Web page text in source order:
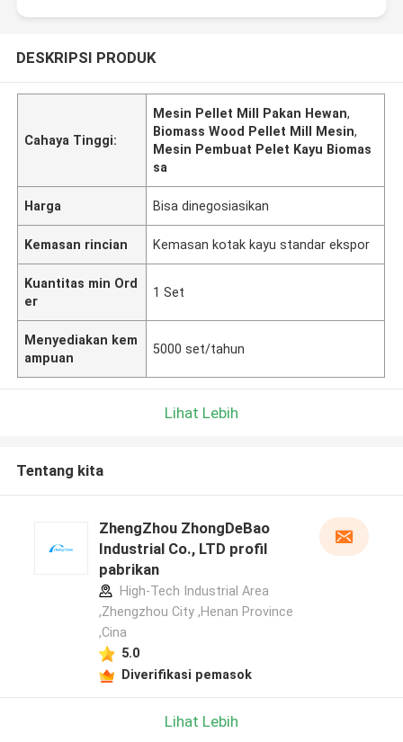
DESKRIPSI PRODUK
Cahaya Tinggi:
Mesin Pellet Mill Pakan Hewan,
Biomass Wood Pellet Mill Mesin,
Mesin Pembuat Pelet Kayu Biomas
sa
Harga Bisa dinegosiasikan
Kemasan rincian Kemasan kotak kayu standar ekspor
Kuantitas min Ord
er
1 Set
Menyediakan kem
ampuan
5000 set/tahun
Lihat Lebih
Tentang kita
ZhengZhou ZhongDeBao
Industrial Co., LTD profil
pabrikan
High-Tech Industrial Area
,Zhengzhou City ,Henan Province
,Cina
5.0
Diverifikasi pemasok
Lihat Lebih